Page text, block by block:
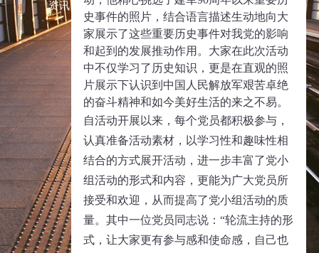
资讯
史事件的照片，结合语言描述生动地向大
家展示了这些重要历史事件对我党的影响
和起到的发展推动作用。大家在此次活动
中不仅学习了历史知识，更是在直观的照
片展示下认识到中国人民解放军艰苦卓绝
的奋斗精神和如今美好生活的来之不易。
自活动开展以来，每个党员都积极参与，
认真准备活动素材，以学习性和趣味性相
结合的方式展开活动，进一步丰富了党小
组活动的形式和内容，更能为广大党员所
接受和欢迎，从而提高了党小组活动的质
量。其中一位党员同志说： “轮流主持的形
式，让大家更有参与感和使命感，自己也